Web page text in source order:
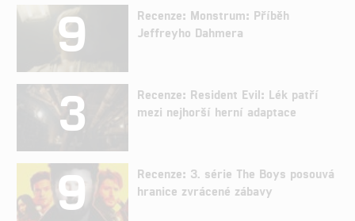
9
Recenze: Monstrum: Příběh
Jeffreyho Dahmera
3
Recenze: Resident Evil: Lék patří
mezi nejhorší herní adaptace
9
Recenze: 3. série The Boys posouvá
hranice zvrácené zábavy